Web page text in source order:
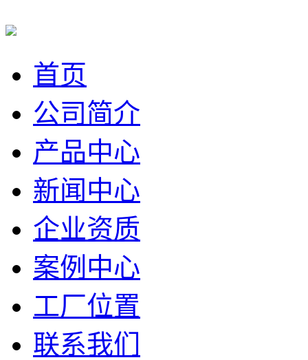
首页
公司简介
产品中心
新闻中心
企业资质
案例中心
工厂位置
联系我们